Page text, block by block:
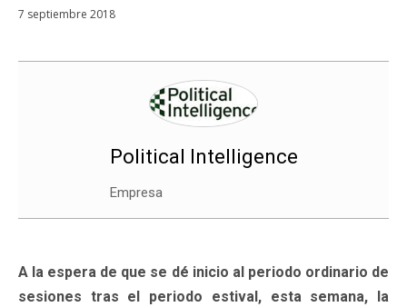
7 septiembre 2018
Political Intelligence
Empresa
A la espera de que se dé inicio al periodo ordinario de
sesiones tras el periodo estival, esta semana, la